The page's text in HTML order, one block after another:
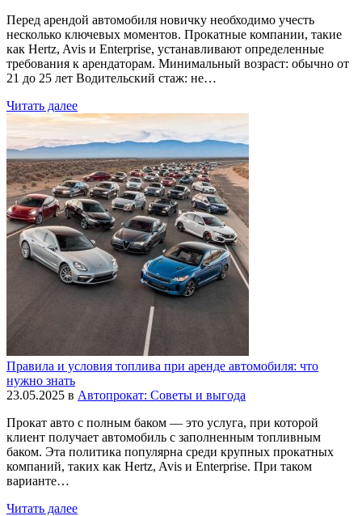
Перед арендой автомобиля новичку необходимо учесть
несколько ключевых моментов. Прокатные компании, такие
как Hertz, Avis и Enterprise, устанавливают определенные
требования к арендаторам. Минимальный возраст: обычно от
21 до 25 лет Водительский стаж: не…
Читать далее
Правила и условия топлива при аренде автомобиля: что
нужно знать
23.05.2025 в Автопрокат: Советы и выгода
Прокат авто с полным баком — это услуга, при которой
клиент получает автомобиль с заполненным топливным
баком. Эта политика популярна среди крупных прокатных
компаний, таких как Hertz, Avis и Enterprise. При таком
варианте…
Читать далее